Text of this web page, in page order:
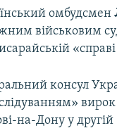
омбудсмен
військовим
консул
на-Дону у